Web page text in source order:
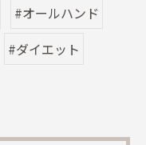
#オールハンド
#ダイエット